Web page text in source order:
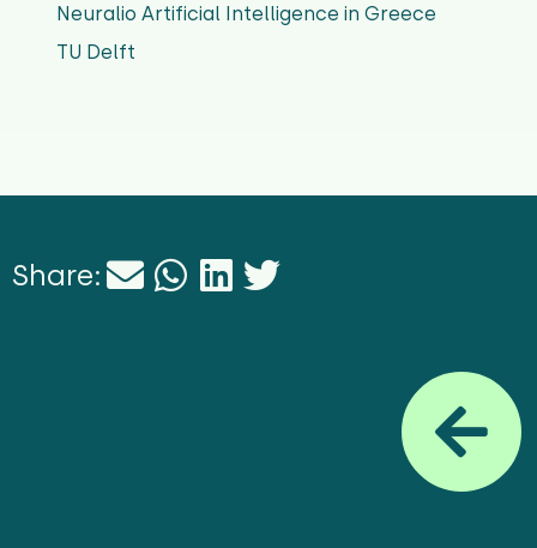
Neuralio Artificial Intelligence in Greece
TU Delft
Share: